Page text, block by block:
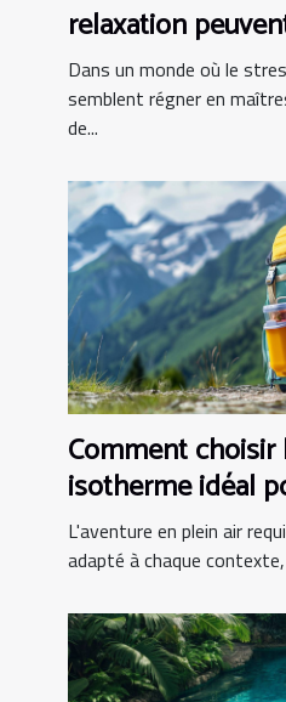
relaxation
votre qualité de
Dans un monde où le
semblent régner en
de...
Comment choisir
isotherme idéal
activité
L'aventure en plein air
adapté à chaque